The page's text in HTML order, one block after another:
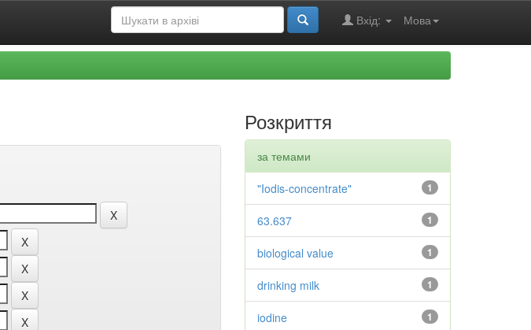
Мова
Вхід:
Розкриття
за темами
1
"Iodis-concentrate"
1
63.637
1
biological value
1
drinking milk
1
iodine